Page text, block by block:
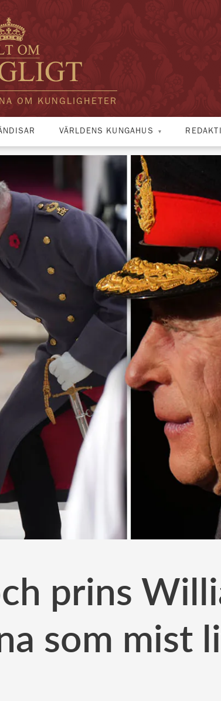
OM KUNGLIGHETER
VÄRLDENS KUNGAHUS
prins
som mist